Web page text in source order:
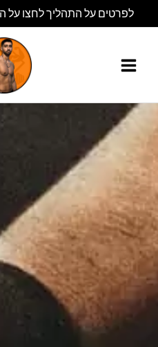
לתוכן
לפרטים על התהליך לחצו על